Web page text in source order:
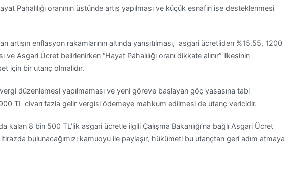
Pahalılığı oranının üstünde artış yapılması ve küçük esnafın ise desteklenmesi
artışın enflasyon rakamlarının altında yansıtılması, asgari ücretliden %15.55, 1200
ve Asgari Ücret belirlenirken “Hayat Pahalılığı oranı dikkate alınır” ilkesinin
için bir utanç olmalıdır.
düzenlemesi yapılmaması ve yeni göreve başlayan göç yasasına tabi
TL civarı fazla gelir vergisi ödemeye mahkum edilmesi de utanç vericidir.
kalan 8 bin 500 TL’lik asgari ücretle ilgili Çalışma Bakanlığı‘na bağlı Asgari Ücret
bulunacağımızı kamuoyu ile paylaşır, hükümeti bu utançtan geri adım atmaya